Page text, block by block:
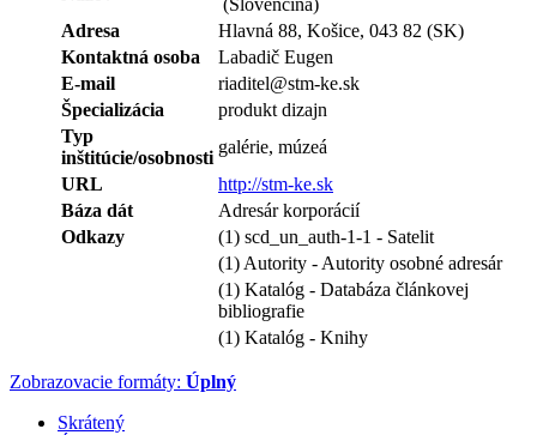
Adresa
Hlavná 88, Košice, 043 82 (SK)
Kontaktná osoba
Labadič Eugen
E-mail
riaditel@stm-ke.sk
Špecializácia
produkt dizajn
Typ
inštitúcie/osobnosti
galérie, múzeá
URL
http://stm-ke.sk
Báza dát
Adresár korporácií
Odkazy
(1) scd_un_auth-1-1 - Satelit
(1) Autority - Autority osobné adresár
(1) Katalóg - Databáza článkovej
bibliografie
(1) Katalóg - Knihy
Zobrazovacie formáty: Úplný
Skrátený